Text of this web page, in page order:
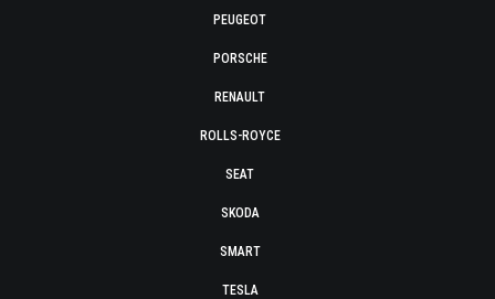
PEUGEOT
PORSCHE
RENAULT
ROLLS-ROYCE
SEAT
SKODA
SMART
TESLA